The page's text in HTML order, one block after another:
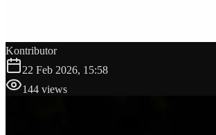
Kontributor
22 Feb 2026, 15:58
144 views